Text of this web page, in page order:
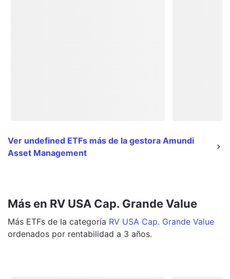
Ver undefined ETFs más de la gestora Amundi
Asset Management
Más en RV USA Cap. Grande Value
Más ETFs de la categoría RV USA Cap. Grande Value
ordenados por rentabilidad a 3 años.